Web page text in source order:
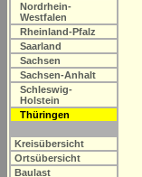
Nordrhein-
Westfalen
Rheinland-Pfalz
Saarland
Sachsen
Sachsen-Anhalt
Schleswig-
Holstein
Thüringen
Kreisübersicht
Ortsübersicht
Baulast